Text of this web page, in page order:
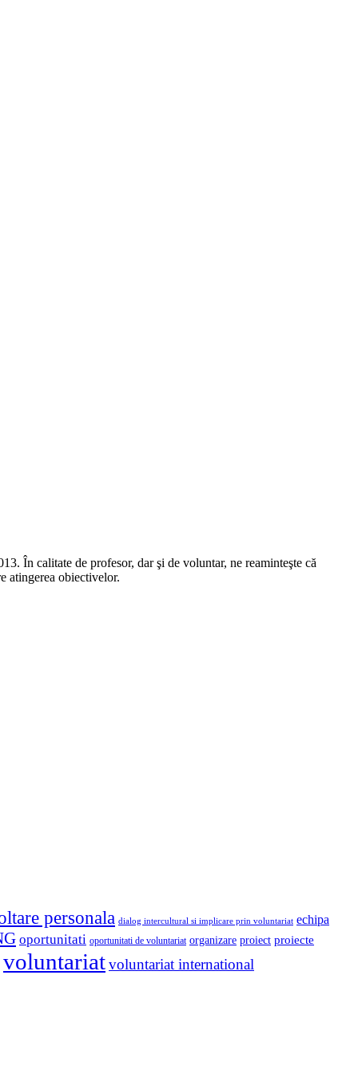
În calitate de profesor, dar şi de voluntar, ne reaminteşte că
atingerea obiectivelor.
personala dialog intercultural si implicare prin voluntariat echipa
oportunitati oportunitati de voluntariat organizare proiect proiecte
voluntariatvoluntariat international